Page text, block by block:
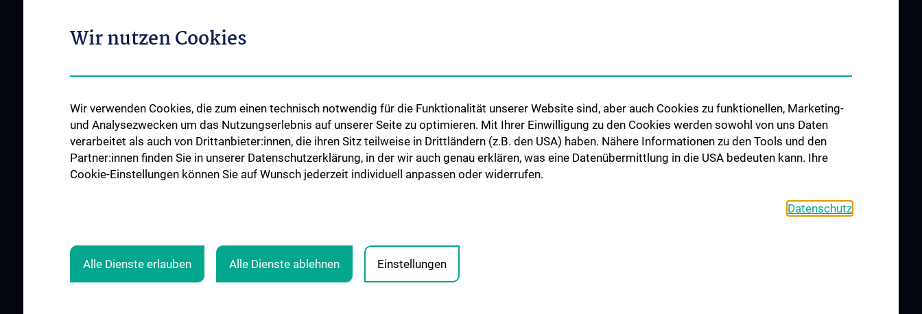
Allgemeine Informationen
Informationen für Patient:innen
Events
News
Endokrinologie und Stoffwechsel
Gastroenterologie und
Hepatologie
Nephrologie und Dialyse
WEITERBILDUNG
Diplomstudium UN202
PhD-Studium UN094
Doktoratsstudium UN790
STELLEN
Wir nutzen Cookies
Wir verwenden Cookies, die zum einen technisch notwendig für die Funktionalität unserer Website sind, aber auch Cookies zu funktionellen, Marketing-
und Analysezwecken um das Nutzungserlebnis auf unserer Seite zu optimieren. Mit Ihrer Einwilligung zu den Cookies werden sowohl von uns Daten
verarbeitet als auch von Drittanbieter:innen, die ihren Sitz teilweise in Drittländern (z.B. den USA) haben. Nähere Informationen zu den Tools und den
Partner:innen finden Sie in unserer Datenschutzerklärung, in der wir auch genau erklären, was eine Datenübermittlung in die USA bedeuten kann. Ihre
Cookie-Einstellungen können Sie auf Wunsch jederzeit individuell anpassen oder widerrufen.
Datenschutz
Alle Dienste erlauben Alle Dienste ablehnen Einstellungen